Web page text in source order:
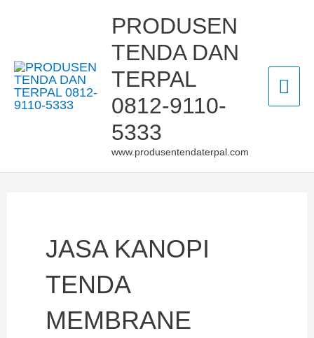
PRODUSEN
TENDA DAN
TERPAL
0812-9110-
5333
www.produsentendaterpal.com
JASA KANOPI
TENDA
MEMBRANE